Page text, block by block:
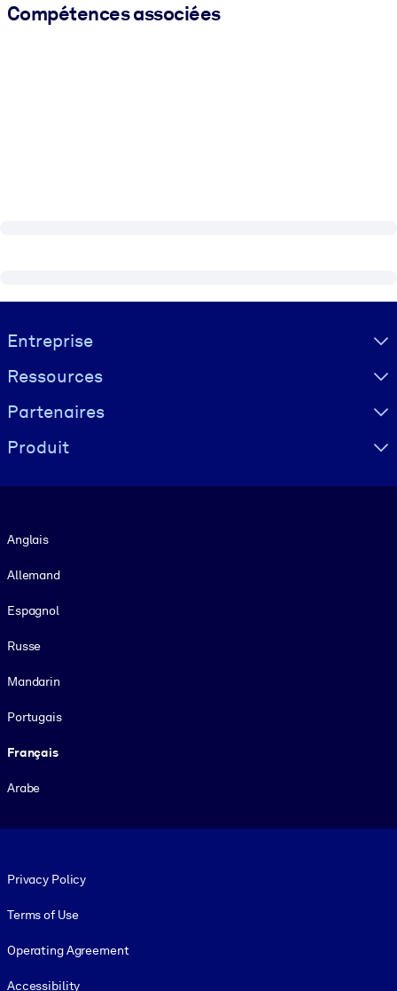
Compétences associées
Visually hidden Text
Entreprise
Ressources
Partenaires
Produit
Anglais
Allemand
Espagnol
Russe
Mandarin
Portugais
Français
Arabe
Privacy Policy
Terms of Use
Operating Agreement
Accessibility